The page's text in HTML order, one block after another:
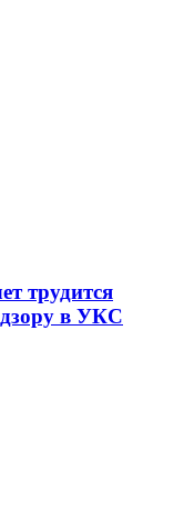
трудится
в УКС